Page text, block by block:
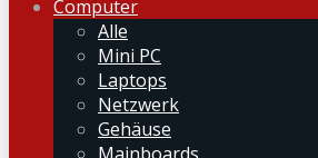
Computer
Alle
Mini PC
Laptops
Netzwerk
Gehäuse